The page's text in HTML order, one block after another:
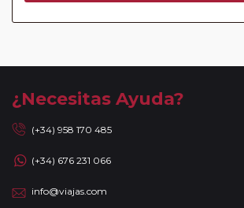
suplemento de 35 Euros / 45 USD. No se
África. Tampoco se aceptan reservas a
noches adicionales a los circuitos. Se
suplemento de habitación individual
fechas de incorporación / salida no sean
viaje, se aceptan reservas a compartir
¿Necesitas Ayuda?
(+34) 958 170 485
(+34) 676 231 066
info@viajas.com